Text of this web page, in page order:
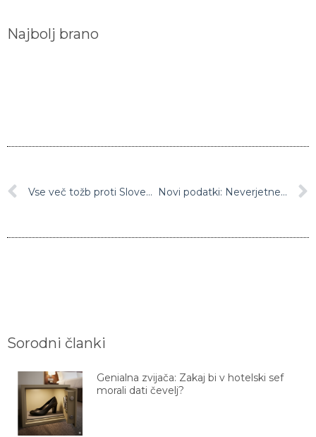
Najbolj brano
Vse več tožb proti Sloveniji na ESČP Novi podatki: Neverjetne številke okuženih!
Sorodni članki
Genialna zvijača: Zakaj bi v hotelski sef
morali dati čevelj?